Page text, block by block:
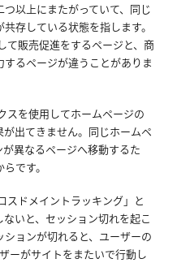
以上にまたがっていて、同じ
存している状態を指します。
て販売促進をするページと、商
るページが違うことがありま
スを使用してホームページの
出てきません。同じホームペ
異なるページへ移動するた
です。
スドメイントラッキング」と
いと、セッション切れを起こ
ョンが切れると、ユーザーの
ーがサイトをまたいで行動し